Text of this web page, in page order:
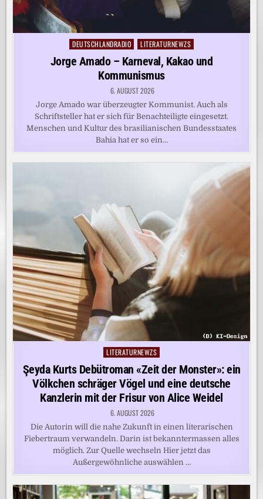
Posted
DEUTSCHLANDRADIO LITERATURNEWZS
Jorge Amado – Karneval, Kakao und
Kommunismus
6. AUGUST 2026
Jorge Amado war überzeugter Kommunist. Auch als
Schriftsteller hat er sich für Benachteiligte eingesetzt.
Menschen und Kultur des brasilianischen Bundesstaates
Bahia hat er so ein…
Posted
LITERATURNEWZS
Şeyda Kurts Debütroman «Zeit der Monster»: ein
Völkchen schräger Vögel und eine deutsche
Kanzlerin mit der Frisur von Alice Weidel
6. AUGUST 2026
Die Autorin will die nahe Zukunft in einen literarischen
Fiebertraum verwandeln. Darin ist bekanntermassen alles
möglich. Zur Quelle wechseln Hier jetzt das
Außergewöhnliche auswählen …